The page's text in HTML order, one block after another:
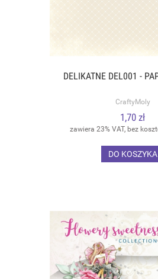
DELIKATNE DEL001 -
CraftyMoly
1,70 zł
zawiera 23% VAT, bez
DO KOSZYKA